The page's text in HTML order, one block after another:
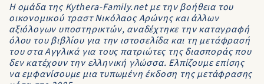
Η ομάδα της Kythera-Family.net με την βοήθεια του
οικονομικού τραστ Νικόλαος Αρώνης και άλλων
αξιόλογων υποστηρικτών, αναδέχτηκε την καταγραφή
όλου του βιβλίου για την ιστοσελίδα και τη μετάφρασή
του στα Αγγλικά για τους πατριώτες της διασποράς που
δεν κατέχουν την ελληνική γλώσσα. Ελπίζουμε επίσης
να εμφανίσουμε μια τυπωμένη έκδοση της μετάφρασης